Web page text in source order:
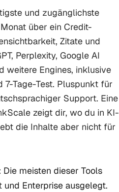
und zugänglichste
über ein Credit-
Zitate und
Perplexity, Google AI
weitere Engines, inklusive
7-Tage-Test. Pluspunkt für
Support. Eine
zeigt dir, wo du in KI-
die Inhalte aber nicht für
meisten dieser Tools
Enterprise ausgelegt.